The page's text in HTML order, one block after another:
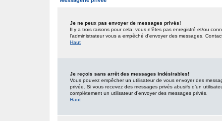
Je ne peux pas envoyer de messages privés!
Il y a trois raisons pour cela: vous n’êtes pas enregistré et/ou
l’administrateur vous a empêché d’envoyer des messages.
Haut
Je reçois sans arrêt des messages indésirables!
Vous pouvez empêcher un utilisateur de vous envoyer des
privée. Si vous recevez des messages privés abusifs d’un
complètement un utilisateur d’envoyer des messages privés.
Haut